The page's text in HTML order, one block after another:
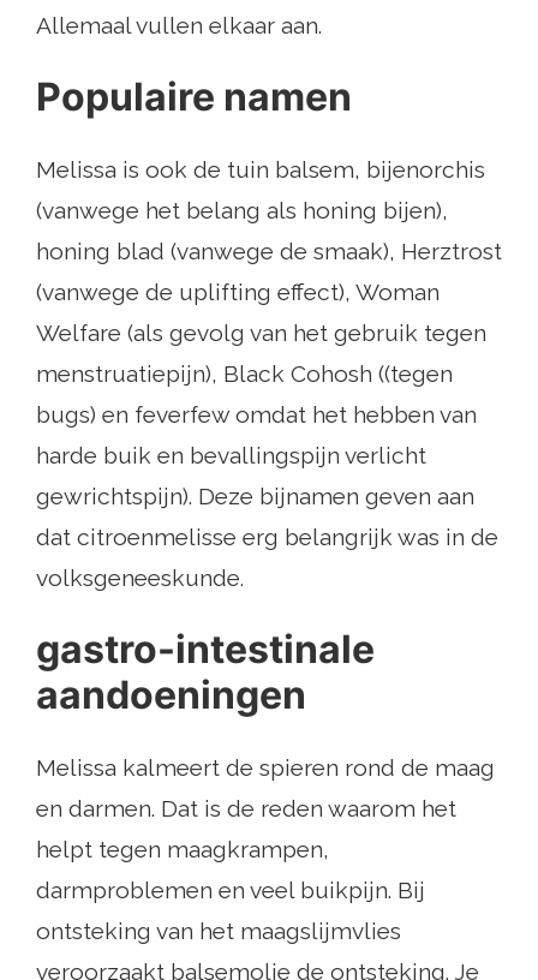
Allemaal vullen elkaar aan.
Populaire namen
Melissa is ook de tuin balsem, bijenorchis
(vanwege het belang als honing bijen),
honing blad (vanwege de smaak), Herztrost
(vanwege de uplifting effect), Woman
Welfare (als gevolg van het gebruik tegen
menstruatiepijn), Black Cohosh ((tegen
bugs) en feverfew omdat het hebben van
harde buik en bevallingspijn verlicht
gewrichtspijn). Deze bijnamen geven aan
dat citroenmelisse erg belangrijk was in de
volksgeneeskunde.
gastro-intestinale
aandoeningen
Melissa kalmeert de spieren rond de maag
en darmen. Dat is de reden waarom het
helpt tegen maagkrampen,
darmproblemen en veel buikpijn. Bij
ontsteking van het maagslijmvlies
veroorzaakt balsemolie de ontsteking. Je